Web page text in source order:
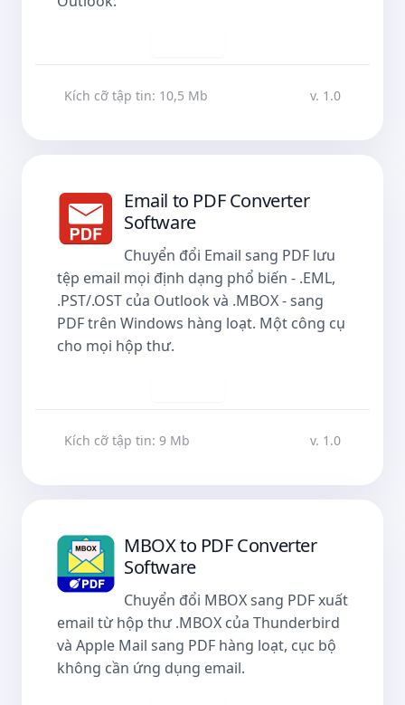
Kích cỡ tập tin: 10,5 Mb v. 1.0
Email to PDF Converter
Software
Chuyển đổi Email sang PDF lưu
tệp email mọi định dạng phổ biến - .EML,
.PST/.OST của Outlook và .MBOX - sang
PDF trên Windows hàng loạt. Một công cụ
cho mọi hộp thư.
Kích cỡ tập tin: 9 Mb v. 1.0
MBOX to PDF Converter
Software
Chuyển đổi MBOX sang PDF xuất
email từ hộp thư .MBOX của Thunderbird
và Apple Mail sang PDF hàng loạt, cục bộ
không cần ứng dụng email.